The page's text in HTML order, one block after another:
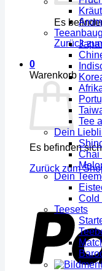
Es
Zurück
0
Warenkorb
Es befinden
Zurück zum
Tee
Dein
Chai
Dein
Cold
Teesets